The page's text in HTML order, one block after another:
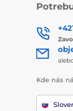
Kde nás